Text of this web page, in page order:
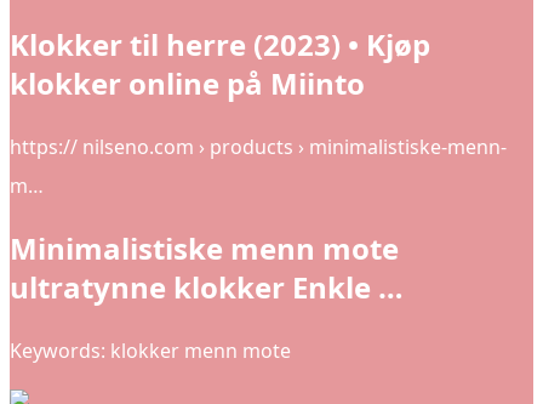
Klokker til herre (2023) • Kjøp
klokker online på Miinto
https:// nilseno.com › products › minimalistiske-menn-
m…
Minimalistiske menn mote
ultratynne klokker Enkle …
Keywords: klokker menn mote